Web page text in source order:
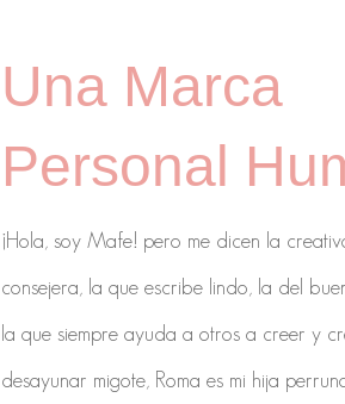
Una Marca
Personal
¡Hola, soy Mafe! pero me dicen la
consejera, la que escribe lindo, la del
la que siempre ayuda a otros a creer y
desayunar migote, Roma es mi hija